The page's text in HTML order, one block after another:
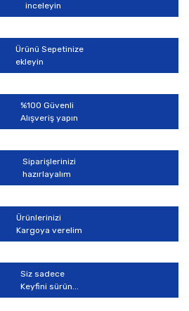
Yorum Yaz
bozuk veya görüntülenemiyor.
eksik bilgiler bulunuyor.
bulunuyor.
daha pahalı.
alternatifler olmalı.
Gönder
inceleyin
Ürünü Sepetinize
ekleyin
%100 Güvenli
Alışveriş yapın
Siparişlerinizi
hazırlayalım
Ürünlerinizi
Kargoya verelim
Siz sadece
Keyfini sürün...